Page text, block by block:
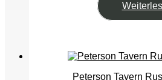
Peterson Tavern